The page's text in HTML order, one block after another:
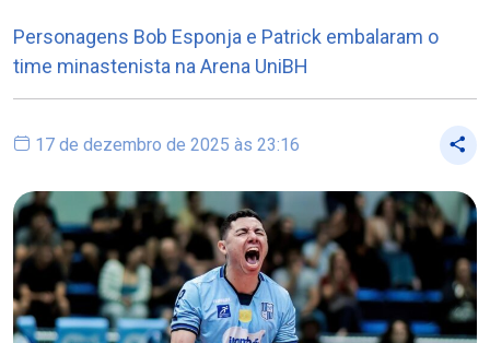
Personagens Bob Esponja e Patrick embalaram o
time minastenista na Arena UniBH
17 de dezembro de 2025 às 23:16